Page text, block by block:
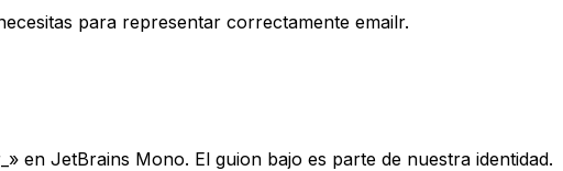
para representar correctamente emailr.
en JetBrains Mono. El guion bajo es parte de nuestra identidad.